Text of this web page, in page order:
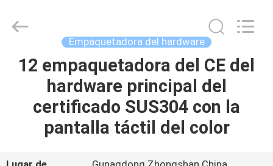
HOGAR
PRODUCTOS
SOBRE
Reserved.
Empaquetadora del hardware
12 empaquetadora del CE del
hardware principal del
certificado SUS304 con la
pantalla táctil del color